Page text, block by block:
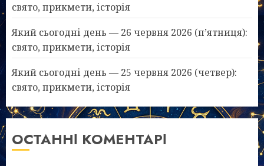
свято, прикмети, історія
Який сьогодні день — 26 червня 2026 (п’ятниця):
свято, прикмети, історія
Який сьогодні день — 25 червня 2026 (четвер):
свято, прикмети, історія
ОСТАННІ КОМЕНТАРІ